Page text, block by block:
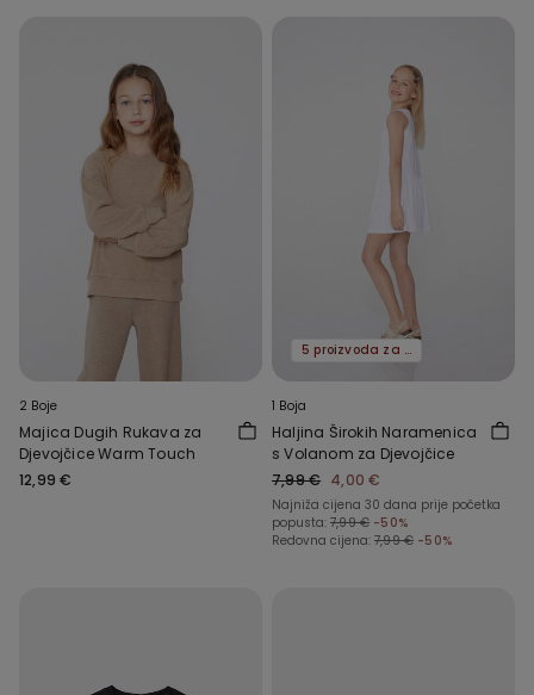
2 Boje
Majica Dugih Rukava za
Djevojčice Warm Touch
12,99 €
5 proizvoda za -70%
1 Boja
Haljina Širokih Naramenica
s Volanom za Djevojčice
7,99 € 4,00 €
Najniža cijena 30 dana prije početka
popusta: 7,99 € -50%
Redovna cijena: 7,99 € -50%